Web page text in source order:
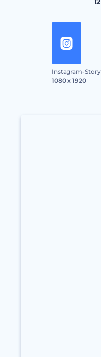
12
Instagram-Story
1080 x 1920